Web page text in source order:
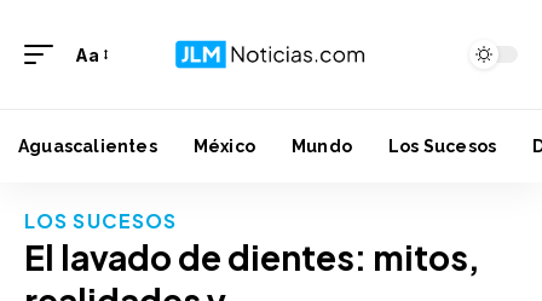
Aa
Aguascalientes México Mundo Los Sucesos
LOS SUCESOS
El lavado de dientes: mitos,